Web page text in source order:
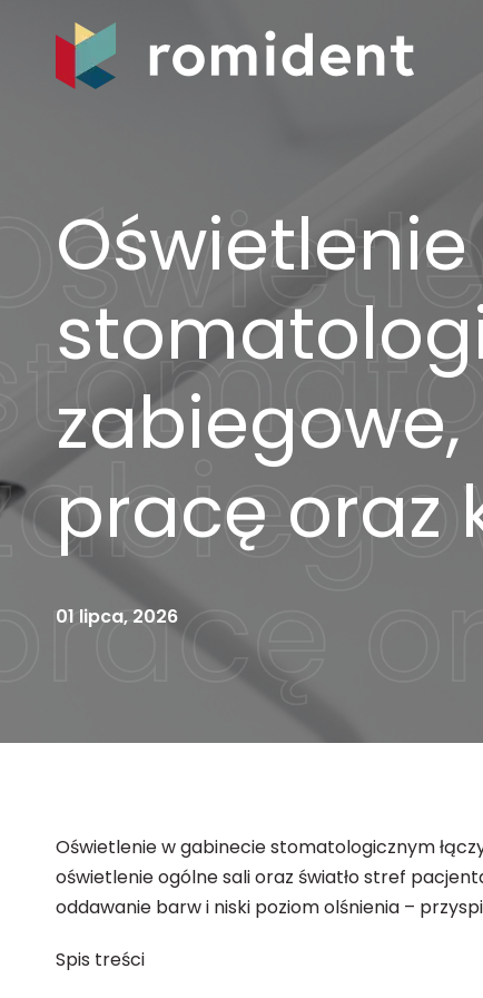
pracę oraz
01 lipca, 2026
Oświetlenie w gabinecie stomatologicznym
oświetlenie ogólne sali oraz światło stref
oddawanie barw i niski poziom olśnienia –
Spis treści